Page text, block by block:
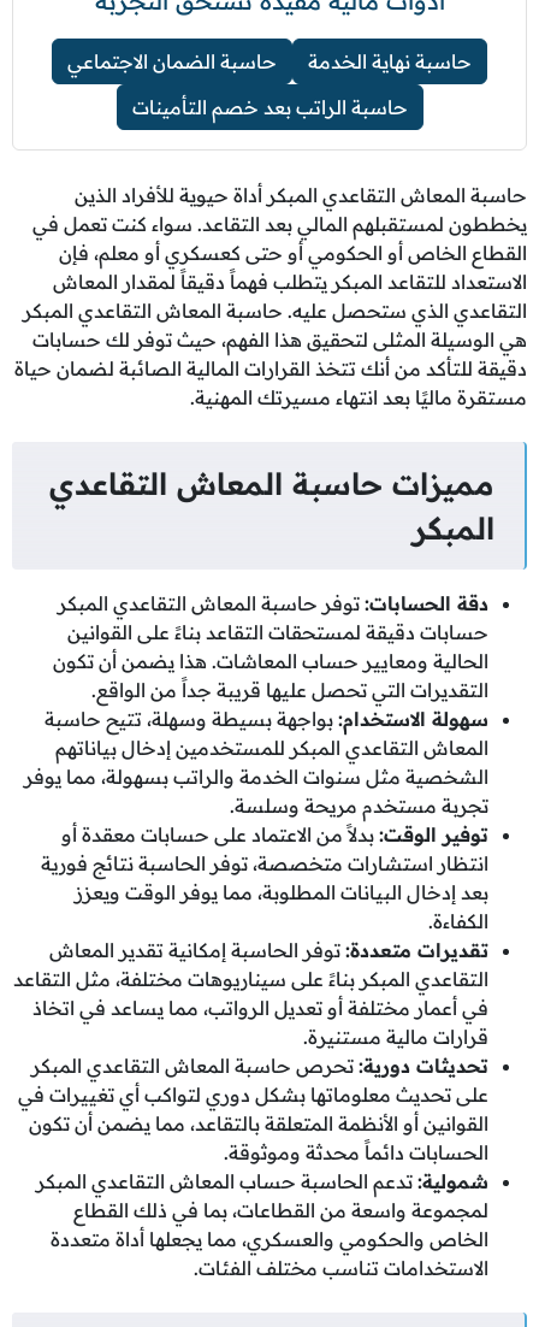
حاسبة نهاية الخدمة
حاسبة الضمان الاجتماعي
حاسبة الراتب بعد خصم التأمينات
حاسبة المعاش التقاعدي المبكر أداة حيوية للأفراد الذين
يخططون لمستقبلهم المالي بعد التقاعد. سواء كنت تعمل في
القطاع الخاص أو الحكومي أو حتى كعسكري أو معلم، فإن
الاستعداد للتقاعد المبكر يتطلب فهماً دقيقاً لمقدار المعاش
التقاعدي الذي ستحصل عليه. حاسبة المعاش التقاعدي المبكر
هي الوسيلة المثلى لتحقيق هذا الفهم، حيث توفر لك حسابات
دقيقة للتأكد من أنك تتخذ القرارات المالية الصائبة لضمان حياة
مستقرة ماليًا بعد انتهاء مسيرتك المهنية.
مميزات حاسبة المعاش التقاعدي
المبكر
دقة الحسابات: توفر حاسبة المعاش التقاعدي المبكر
حسابات دقيقة لمستحقات التقاعد بناءً على القوانين
الحالية ومعايير حساب المعاشات. هذا يضمن أن تكون
التقديرات التي تحصل عليها قريبة جداً من الواقع.
سهولة الاستخدام: بواجهة بسيطة وسهلة، تتيح حاسبة
المعاش التقاعدي المبكر للمستخدمين إدخال بياناتهم
الشخصية مثل سنوات الخدمة والراتب بسهولة، مما يوفر
تجربة مستخدم مريحة وسلسة.
توفير الوقت: بدلاً من الاعتماد على حسابات معقدة أو
انتظار استشارات متخصصة، توفر الحاسبة نتائج فورية
بعد إدخال البيانات المطلوبة، مما يوفر الوقت ويعزز
الكفاءة.
تقديرات متعددة: توفر الحاسبة إمكانية تقدير المعاش
التقاعدي المبكر بناءً على سيناريوهات مختلفة، مثل التقاعد
في أعمار مختلفة أو تعديل الرواتب، مما يساعد في اتخاذ
قرارات مالية مستنيرة.
تحديثات دورية: تحرص حاسبة المعاش التقاعدي المبكر
على تحديث معلوماتها بشكل دوري لتواكب أي تغييرات في
القوانين أو الأنظمة المتعلقة بالتقاعد، مما يضمن أن تكون
الحسابات دائماً محدثة وموثوقة.
شمولية: تدعم الحاسبة حساب المعاش التقاعدي المبكر
لمجموعة واسعة من القطاعات، بما في ذلك القطاع
الخاص والحكومي والعسكري، مما يجعلها أداة متعددة
الاستخدامات تناسب مختلف الفئات.